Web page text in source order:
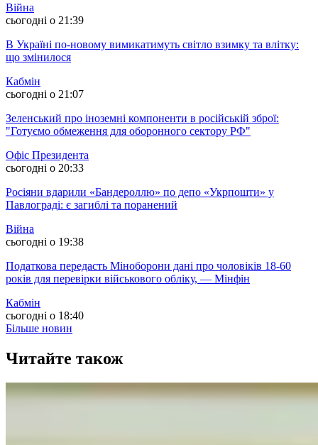
Війна
сьогодні о 21:39
В Україні по-новому вимикатимуть світло взимку та влітку:
що змінилося
Кабмін
сьогодні о 21:07
Зеленський про іноземні компоненти в російській зброї:
"Готуємо обмеження для оборонного сектору РФ"
Офіс Президента
сьогодні о 20:33
Росіяни вдарили «Бандероллю» по депо «Укрпошти» у
Павлограді: є загиблі та поранений
Війна
сьогодні о 19:38
Податкова передасть Міноборони дані про чоловіків 18-60
років для перевірки військового обліку, — Мінфін
Кабмін
сьогодні о 18:40
Більше новин
Читайте також